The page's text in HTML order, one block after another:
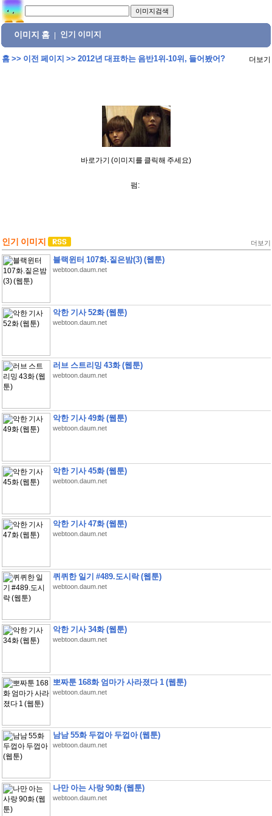
이미지 홈 인기 이미지
홈>> 이전 페이지 >> 2012년 대표하는 음반1위-10위, 들어봤어? 더보기
바로가기 (이미지를 클릭해 주세요)
펌:
인기 이미지 더보기
블랙윈터 107화.짙은밤(3) (웹툰)
webtoon.daum.net
악한 기사 52화 (웹툰)
webtoon.daum.net
러브 스트리밍 43화 (웹툰)
webtoon.daum.net
악한 기사 49화 (웹툰)
webtoon.daum.net
악한 기사 45화 (웹툰)
webtoon.daum.net
악한 기사 47화 (웹툰)
webtoon.daum.net
퀴퀴한 일기 #489.도시락 (웹툰)
webtoon.daum.net
악한 기사 34화 (웹툰)
webtoon.daum.net
뽀짜툰 168화 엄마가 사라졌다 1 (웹툰)
webtoon.daum.net
남남 55화 두껍아 두껍아 (웹툰)
webtoon.daum.net
나만 아는 사랑 90화 (웹툰)
webtoon.daum.net